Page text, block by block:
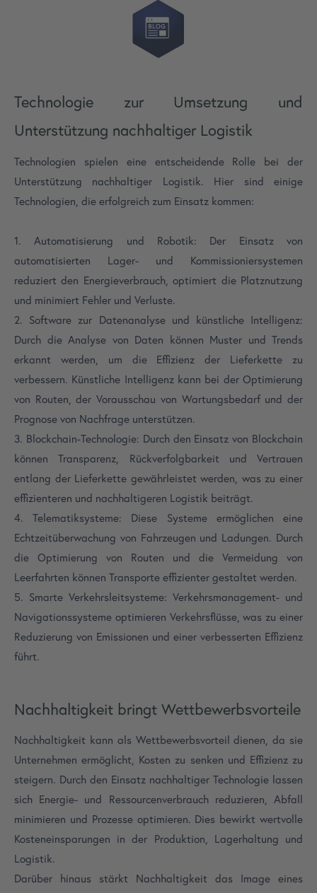
Technologie zur Umsetzung und
Unterstützung nachhaltiger Logistik
Technologien spielen eine entscheidende Rolle bei der
Unterstützung nachhaltiger Logistik. Hier sind einige
Technologien, die erfolgreich zum Einsatz kommen:
1. Automatisierung und Robotik: Der Einsatz von
automatisierten Lager- und Kommissioniersystemen
reduziert den Energieverbrauch, optimiert die Platznutzung
und minimiert Fehler und Verluste.
2. Software zur Datenanalyse und künstliche Intelligenz:
Durch die Analyse von Daten können Muster und Trends
erkannt werden, um die Effizienz der Lieferkette zu
verbessern. Künstliche Intelligenz kann bei der Optimierung
von Routen, der Vorausschau von Wartungsbedarf und der
Prognose von Nachfrage unterstützen.
3. Blockchain-Technologie: Durch den Einsatz von Blockchain
können Transparenz, Rückverfolgbarkeit und Vertrauen
entlang der Lieferkette gewährleistet werden, was zu einer
effizienteren und nachhaltigeren Logistik beiträgt.
4. Telematiksysteme: Diese Systeme ermöglichen eine
Echtzeitüberwachung von Fahrzeugen und Ladungen. Durch
die Optimierung von Routen und die Vermeidung von
Leerfahrten können Transporte effizienter gestaltet werden.
5. Smarte Verkehrsleitsysteme: Verkehrsmanagement- und
Navigationssysteme optimieren Verkehrsflüsse, was zu einer
Reduzierung von Emissionen und einer verbesserten Effizienz
führt.
Nachhaltigkeit bringt Wettbewerbsvorteile
Nachhaltigkeit kann als Wettbewerbsvorteil dienen, da sie
Unternehmen ermöglicht, Kosten zu senken und Effizienz zu
steigern. Durch den Einsatz nachhaltiger Technologie lassen
sich Energie- und Ressourcenverbrauch reduzieren, Abfall
minimieren und Prozesse optimieren. Dies bewirkt wertvolle
Kosteneinsparungen in der Produktion, Lagerhaltung und
Logistik.
Darüber hinaus stärkt Nachhaltigkeit das Image eines